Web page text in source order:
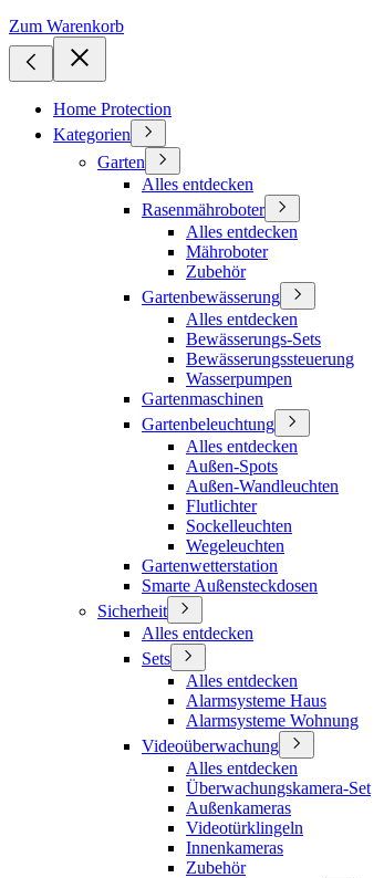
Zum Warenkorb
Home Protection
Kategorien
Garten
Alles entdecken
Rasenmähroboter
Alles entdecken
Mähroboter
Zubehör
Gartenbewässerung
Alles entdecken
Bewässerungs-Sets
Bewässerungssteuerung
Wasserpumpen
Gartenmaschinen
Gartenbeleuchtung
Alles entdecken
Außen-Spots
Außen-Wandleuchten
Flutlichter
Sockelleuchten
Wegeleuchten
Gartenwetterstation
Smarte Außensteckdosen
Sicherheit
Alles entdecken
Sets
Alles entdecken
Alarmsysteme Haus
Alarmsysteme Wohnung
Videoüberwachung
Alles entdecken
Überwachungskamera-Set
Außenkameras
Videotürklingeln
Innenkameras
Zubehör